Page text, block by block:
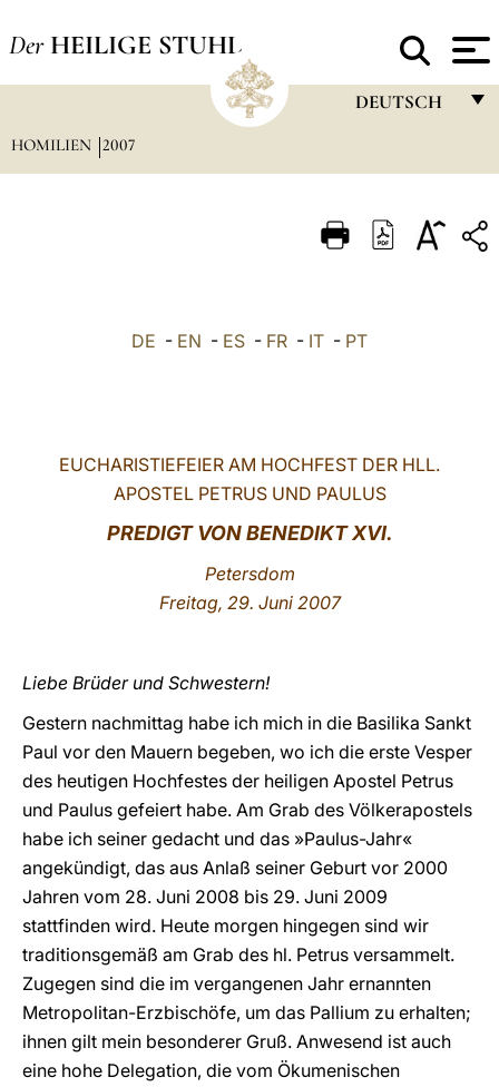
Der HEILIGE STUHL
DEUTSCH
ITALIANO
中文
LATINE
HOMILIEN 2007
DE - EN - ES - FR - IT - PT
EUCHARISTIEFEIER AM HOCHFEST DER HLL.
APOSTEL PETRUS UND PAULUS
PREDIGT VONBENEDIKT XVI.
Petersdom
Freitag, 29. Juni 2007
Liebe Brüder und Schwestern!
Gestern nachmittag habe ich mich in die Basilika Sankt
Paul vor den Mauern begeben, wo ich die erste Vesper
des heutigen Hochfestes der heiligen Apostel Petrus
und Paulus gefeiert habe. Am Grab des Völkerapostels
habe ich seiner gedacht und das »Paulus-Jahr«
angekündigt, das aus Anlaß seiner Geburt vor 2000
Jahren vom 28. Juni 2008 bis 29. Juni 2009
stattfinden wird. Heute morgen hingegen sind wir
traditionsgemäß am Grab des hl. Petrus versammelt.
Zugegen sind die im vergangenen Jahr ernannten
Metropolitan-Erzbischöfe, um das Pallium zu erhalten;
ihnen gilt mein besonderer Gruß. Anwesend ist auch
eine hohe Delegation, die vom Ökumenischen